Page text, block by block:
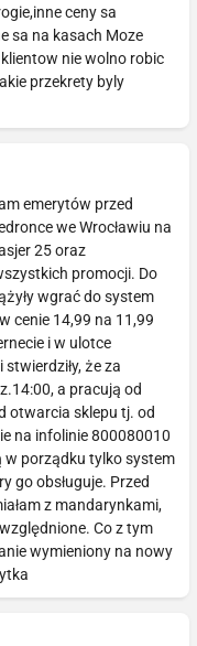
ceny sa
sa na kasach Moze
nie wolno robic
przekrety byly
emerytów przed
we Wrocławiu na
25 oraz
promocji. Do
wgrać do system
cenie 14,99 na 11,99
i w ulotce
że za
a pracują od
otwarcia sklepu tj. od
na infolinie 800080010
w porządku tylko system
go obsługuje. Przed
z mandarynkami,
Co z tym
wymieniony na nowy